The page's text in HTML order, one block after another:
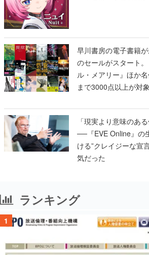
早川書房の電子書籍
のセールがスタート
ル・メアリー』ほか
まで3000点以上が対
「現実より意味のあ
──『EVE Online』の
ける”クレイジーな宣
気だった
ランキング
1